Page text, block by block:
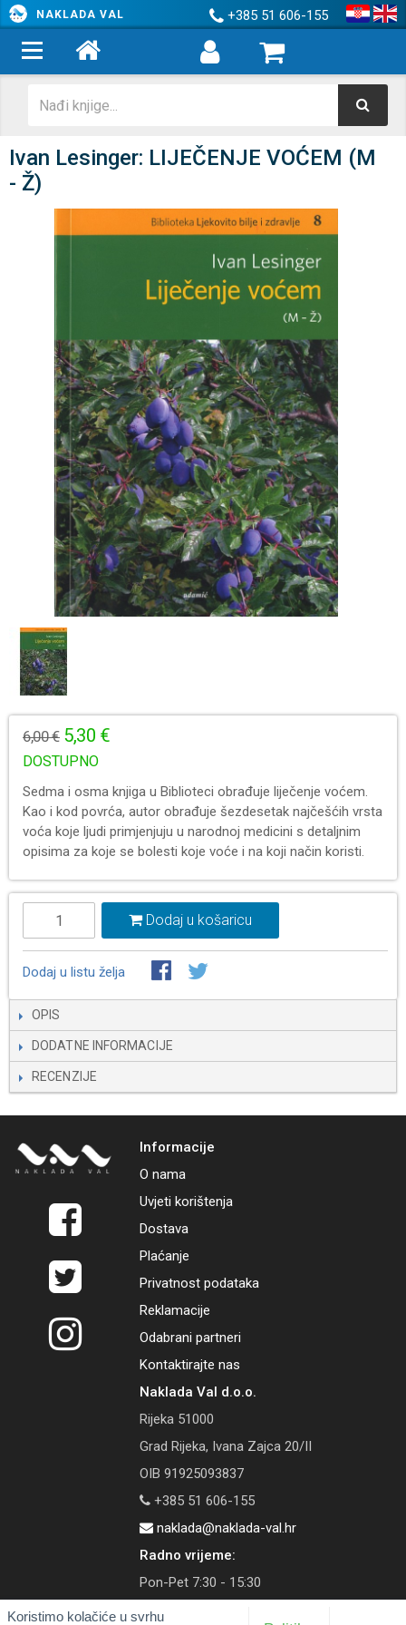
Koristimo kolačiće u svrhu
NAKLADA VAL +385 51 606-155
Ivan Lesinger: LIJEČENJE VOĆEM (M
- Ž)
6,00 € 5,30 €
DOSTUPNO
Sedma i osma knjiga u Biblioteci obrađuje liječenje voćem.
Kao i kod povrća, autor obrađuje šezdesetak najčešćih vrsta
voća koje ljudi primjenjuju u narodnoj medicini s detaljnim
opisima za koje se bolesti koje voće i na koji način koristi.
Dodaj u košaricu
Dodaj u listu želja
OPIS
DODATNE INFORMACIJE
RECENZIJE
Informacije
O nama
Uvjeti korištenja
Dostava
Plaćanje
Privatnost podataka
Reklamacije
Odabrani partneri
Kontaktirajte nas
Naklada Val d.o.o.
Rijeka 51000
Grad Rijeka, Ivana Zajca 20/II
OIB 91925093837
+385 51 606-155
naklada@naklada-val.hr
Radno vrijeme:
Pon-Pet 7:30 - 15:30